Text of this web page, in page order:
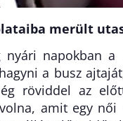
merült
nyári napokban a
a busz
röviddel az
amit egy női